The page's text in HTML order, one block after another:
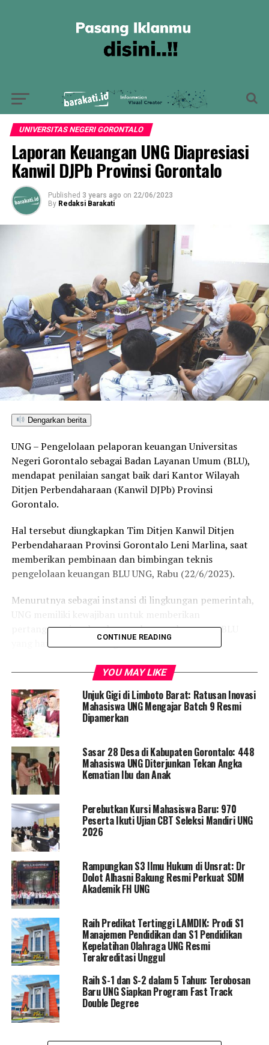
UNIVERSITAS NEGERI GORONTALO
Laporan Keuangan UNG Diapresiasi
Kanwil DJPb Provinsi Gorontalo
Published 3 years ago on 22/06/2023
By Redaksi Barakati
Dengarkan berita
UNG – Pengelolaan pelaporan keuangan Universitas
Negeri Gorontalo sebagai Badan Layanan Umum (BLU),
mendapat penilaian sangat baik dari Kantor Wilayah
Ditjen Perbendaharaan (Kanwil DJPb) Provinsi
Gorontalo.
Hal tersebut diungkapkan Tim Ditjen Kanwil Ditjen
Perbendaharaan Provinsi Gorontalo Leni Marlina, saat
memberikan pembinaan dan bimbingan teknis
pengelolaan keuangan BLU UNG, Rabu (22/6/2023).
Menurutnya sebagai instansi di lingkungan pemerintah,
pertanggungjawaban berupa laporan keuangan BLU
yang harus disusun dengan baik sesuai standar
“Berdasarkan hasil review yang dilakukan setiap
triwulan, untuk UNG menyajikan data laporan keuangan
BLU yang sangat bagus,” ungkap Leni.
Ia berharap kinerja UNG dalam pelaporan keuangan BLU
dapat terus dipertahankan karena nantinya akan sangat
berdampak perekonomian, karena ekonomi Indonesia
pasca covid-19 turut ditopang oleh kinerja positif dari
BLU yang menjadi salah satu menjadi katalisator
perekonomian.
Kepala Biro Umum dan Keuangan Arif Rachman Hakim
Abdul, M.Pd., mengatakan baiknya pengelolaan
pelaporan BLU tidak lepas dari kerja keras, serta
kolaborasi yang terjalin antara KPPN, Kanwil DJPb
Provinsi Gorontalo serta UNG.
RELATED TOPICS: KANWIL DJPB
LAPORAN KEUANGAN UNG
UNIVERSITAS NEGERI GORONTALO
Rektor UNG Eduart Wolok Raih Profesor
DON'T MISS
Resmi Mendaftar Balon Rektor, Eduart Wolok Dikawal
Ratusan Orang ke Sekretariat Pendaftaran
CONTINUE READING
YOU MAY LIKE
Unjuk Gigi di Limboto Barat: Ratusan Inovasi
Mahasiswa UNG Mengajar Batch 9 Resmi
Dipamerkan
Sasar 28 Desa di Kabupaten Gorontalo: 448
Mahasiswa UNG Diterjunkan Tekan Angka
Kematian Ibu dan Anak
Perebutkan Kursi Mahasiswa Baru: 970
Peserta Ikuti Ujian CBT Seleksi Mandiri UNG
2026
Rampungkan S3 Ilmu Hukum di Unsrat: Dr
Dolot Alhasni Bakung Resmi Perkuat SDM
Akademik FH UNG
Raih Predikat Tertinggi LAMDIK: Prodi S1
Manajemen Pendidikan dan S1 Pendidikan
Kepelatihan Olahraga UNG Resmi
Terakreditasi Unggul
Raih S-1 dan S-2 dalam 5 Tahun: Terobosan
Baru UNG Siapkan Program Fast Track
Double Degree